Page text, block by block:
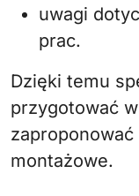
uwagi
prac.
Dzięki temu
przygotować
montażowe.